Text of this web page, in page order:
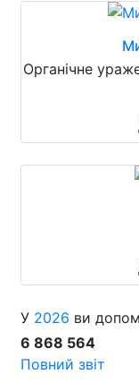
Органічне
У 2026 ви
6 868 564
Повний звіт